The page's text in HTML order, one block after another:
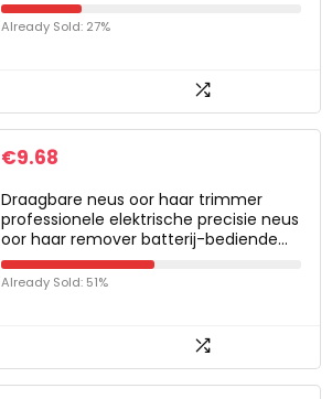
Already Sold: 27%
€9.68
Draagbare neus oor haar trimmer
professionele elektrische precisie neus
oor haar remover batterij-bediende…
Already Sold: 51%